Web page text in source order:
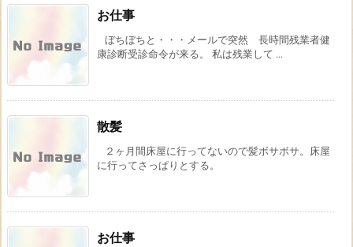
お仕事
ぼちぼちと・・・メールで突然 長時間残業者健
康診断受診命令が来る。 私は残業して ...
散髪
２ヶ月間床屋に行ってないので髪ボサボサ。床屋
に行ってさっぱりとする。
お仕事